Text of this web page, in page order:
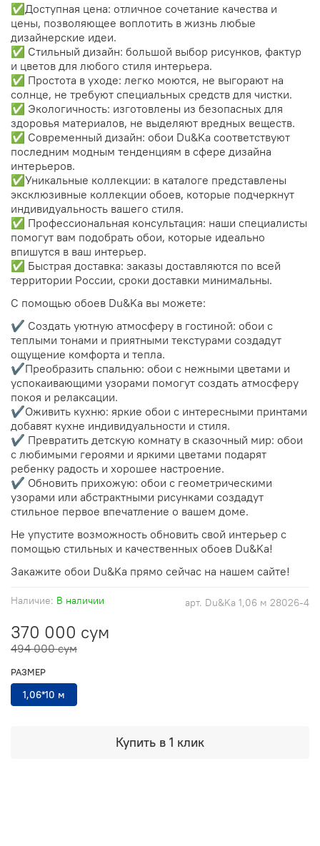
арт. Du&Ka 1,06 м 28026-4
Наличие: В наличии
370 000 сум
494 000 сум
Купить в 1 клик
РАЗМЕР
1,06*10 м
✅Доступная цена: отличное сочетание качества и
цены, позволяющее воплотить в жизнь любые
дизайнерские идеи.
✅ Стильный дизайн: большой выбор рисунков, фактур
и цветов для любого стиля интерьера.
✅ Простота в уходе: легко моются, не выгорают на
солнце, не требуют специальных средств для чистки.
✅ Экологичность: изготовлены из безопасных для
здоровья материалов, не выделяют вредных веществ.
✅ Современный дизайн: обои Du&Ka соответствуют
последним модным тенденциям в сфере дизайна
интерьеров.
✅Уникальные коллекции: в каталоге представлены
эксклюзивные коллекции обоев, которые подчеркнут
индивидуальность вашего стиля.
✅ Профессиональная консультация: наши специалисты
помогут вам подобрать обои, которые идеально
впишутся в ваш интерьер.
✅ Быстрая доставка: заказы доставляются по всей
территории России, сроки доставки минимальны.
С помощью обоев Du&Ka вы можете:
✔️ Создать уютную атмосферу в гостиной: обои с
теплыми тонами и приятными текстурами создадут
ощущение комфорта и тепла.
✔️Преобразить спальню: обои с нежными цветами и
успокаивающими узорами помогут создать атмосферу
покоя и релаксации.
✔️Оживить кухню: яркие обои с интересными принтами
добавят кухне индивидуальности и стиля.
✔️ Превратить детскую комнату в сказочный мир: обои
с любимыми героями и яркими цветами подарят
ребенку радость и хорошее настроение.
✔️ Обновить прихожую: обои с геометрическими
узорами или абстрактными рисунками создадут
стильное первое впечатление о вашем доме.
Не упустите возможность обновить свой интерьер с
помощью стильных и качественных обоев Du&Ka!
Закажите обои Du&Ka прямо сейчас на нашем сайте!